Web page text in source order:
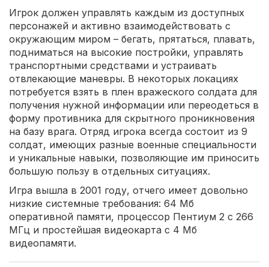
Игрок должен управлять каждым из доступных
персонажей и активно взаимодействовать с
окружающим миром – бегать, прятаться, плавать,
подниматься на высокие постройки, управлять
транспортными средствами и устраивать
отвлекающие маневры. В некоторых локациях
потребуется взять в плен вражеского солдата для
получения нужной информации или переодеться в
форму противника для скрытного проникновения
на базу врага. Отряд игрока всегда состоит из 9
солдат, имеющих разные военные специальности
и уникальные навыки, позволяющие им приносить
большую пользу в отдельных ситуациях.
Игра вышла в 2001 году, отчего имеет довольно
низкие системные требования: 64 Мб
оперативной памяти, процессор Пентиум 2 с 266
МГц и простейшая видеокарта с 4 Мб
видеопамяти.